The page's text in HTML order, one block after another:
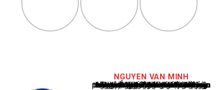
NGUYEN VAN MINH
Nguyễn Văn Minh là một trong những chuyên gia hàng đầu về báo cáo tin tức thể thao tại Việt Nam, với hơn 10 năm hoạt động trong ngành. Ông có kiến thức sâu rộng và kinh nghiệm đáng kể trong việc phân tích và báo cáo về các sự kiện thể thao hàng đầu. Sự hiểu biết sâu sắc của ông về ngành này đã giúp ông xây dựng uy tín và danh tiếng trong cộng đồng báo chí thể thao.